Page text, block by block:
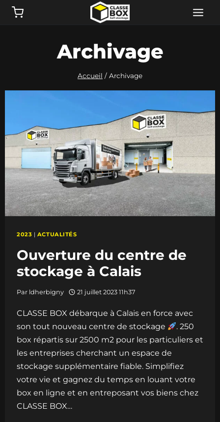
Aller
Archivage
Accueil / Archivage
2023 | ACTUALITÉS
Ouverture du centre de
stockage à Calais
Par ldherbigny 21 juillet 2023 11h37
CLASSE BOX débarque à Calais en force avec
son tout nouveau centre de stockage
. 250
box répartis sur 2500 m2 pour les particuliers et
les entreprises cherchant un espace de
stockage supplémentaire fiable. Simplifiez
votre vie et gagnez du temps en louant votre
box en ligne et en entreposant vos biens chez
CLASSE BOX…